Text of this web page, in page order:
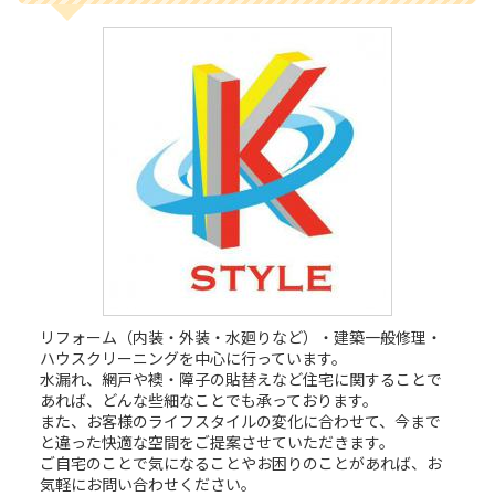
リフォーム（内装・外装・水廻りなど）・建築一般修理・
ハウスクリーニングを中心に行っています。
水漏れ、網戸や襖・障子の貼替えなど住宅に関することで
あれば、どんな些細なことでも承っております。
また、お客様のライフスタイルの変化に合わせて、今まで
と違った快適な空間をご提案させていただきます。
ご自宅のことで気になることやお困りのことがあれば、お
気軽にお問い合わせください。